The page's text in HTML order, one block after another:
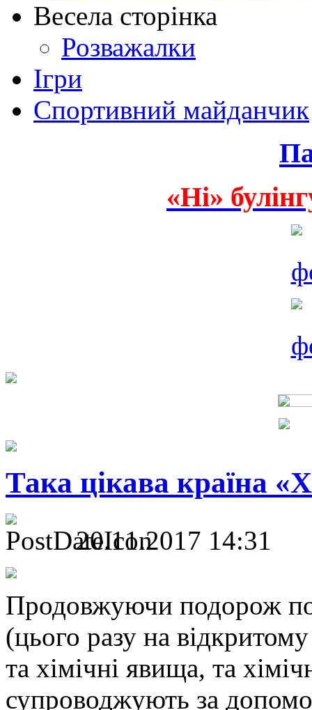
Весела сторінка
Розважалки
Ігри
Спортивний майданчик
«Ні»
Така цікава країна
20.11.2017 14:31
Продовжуючи подорож по
(цього разу на
та хімічні явища, та
супроводжують за